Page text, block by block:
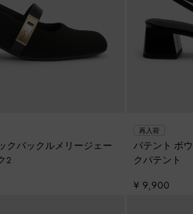
クバックルメリージェー
2
再入荷
パテント ボ
クパテント
¥ 9,900